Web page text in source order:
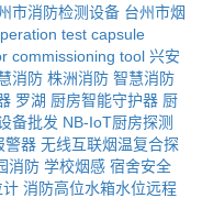
市消防检测设备 台州市烟
test capsule
commissioning tool 兴安
消防 株洲消防 智慧消防
罗湖 厨房智能守护器 厨
备批发 NB-IoT厨房探测
警器 无线互联烟温复合探
消防 学校烟感 宿舍安全
计 消防高位水箱水位远程